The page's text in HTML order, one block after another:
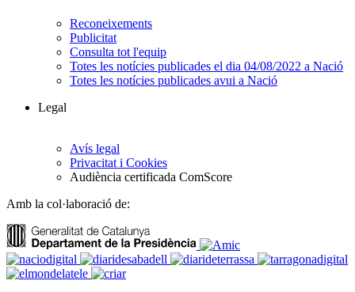
Reconeixements
Publicitat
Consulta tot l'equip
Totes les notícies publicades el dia 04/08/2022 a Nació
Totes les notícies publicades avui a Nació
Legal
Avís legal
Privacitat i Cookies
Audiència certificada ComScore
Amb la col·laboració de: